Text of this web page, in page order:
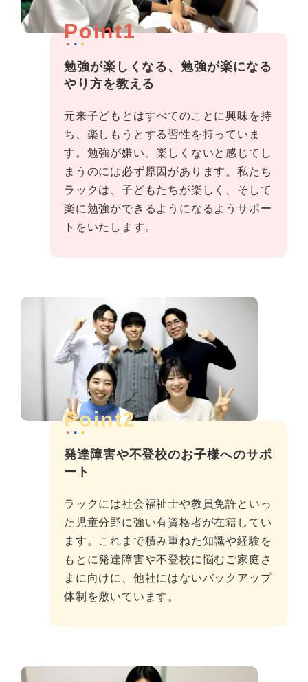
Point1
勉強が楽しくなる、勉強が楽になる
やり方を教える
元来子どもとはすべてのことに興味を持
ち、楽しもうとする習性を持っていま
す。勉強が嫌い、楽しくないと感じてし
まうのには必ず原因があります。私たち
ラックは、子どもたちが楽しく、そして
楽に勉強ができるようになるようサポー
トをいたします。
Point2
発達障害や不登校のお子様へのサポ
ート
ラックには社会福祉士や教員免許といっ
た児童分野に強い有資格者が在籍してい
ます。これまで積み重ねた知識や経験を
もとに発達障害や不登校に悩むご家庭さ
まに向けに、他社にはないバックアップ
体制を敷いています。